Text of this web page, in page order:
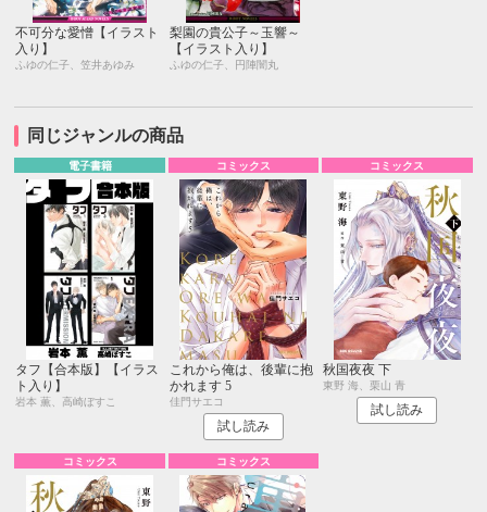
不可分な愛憎【イラスト
入り】
ふゆの仁子、笠井あゆみ
梨園の貴公子～玉響～
【イラスト入り】
ふゆの仁子、円陣闇丸
同じジャンルの商品
電子書籍
タフ【合本版】【イラス
ト入り】
岩本 薫、高崎ぼすこ
コミックス
これから俺は、後輩に抱
かれます 5
佳門サエコ
試し読み
コミックス
秋国夜夜 下
東野 海、栗山 青
試し読み
コミックス コミックス